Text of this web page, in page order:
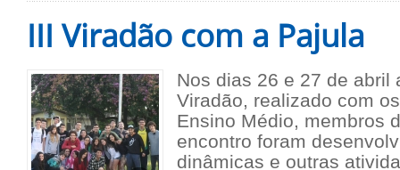
III Viradão com a Pajula
Nos dias 26 e 27 de abril
Viradão, realizado com
Ensino Médio, membros
encontro foram
dinâmicas e outras